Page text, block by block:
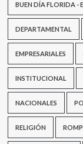
BUEN DÍA FLORIDA -
DEPARTAMENTAL
EMPRESARIALES
INSTITUCIONAL
NACIONALES
RELIGIÓN